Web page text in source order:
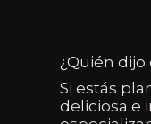
¿Quién
Si estás
deliciosa e